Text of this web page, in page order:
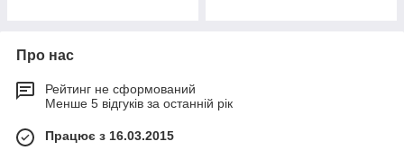
Про нас
Рейтинг не сформований
Менше 5 відгуків за останній рік
Працює з 16.03.2015